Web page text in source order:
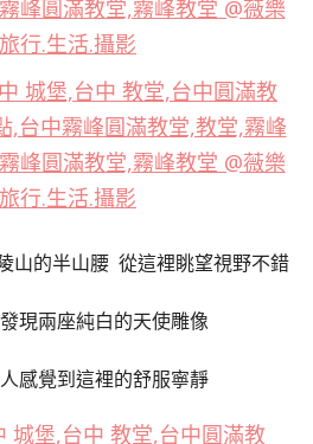
山的半山腰 從這裡眺望視野不錯
現兩座純白的天使雕像
感覺到這裡的舒服寧靜